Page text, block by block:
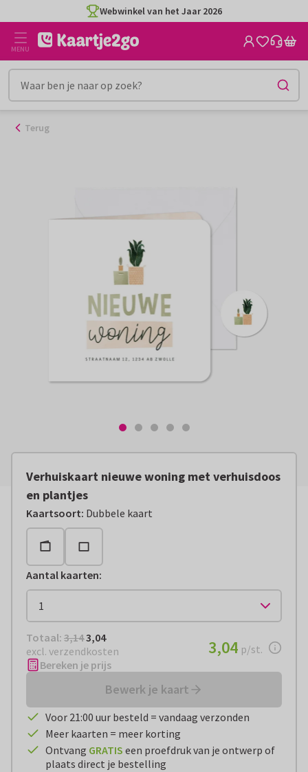
naar
inhoud
Webwinkel van het Jaar 2026
MENU
Terug
Verhuiskaart nieuwe woning met verhuisdoos
en plantjes
Kaartsoort: Dubbele kaart
Aantal kaarten:
Totaal: € 3,04
Totaal: 3,143,04
excl. verzendkosten
€ 3,04per stuk
3,04 p/st.
Bereken je prijs
Bewerk je kaart
Voor 21:00 uur besteld = vandaag verzonden
Meer kaarten = meer korting
Ontvang GRATIS een proefdruk van je ontwerp of
plaats direct je bestelling